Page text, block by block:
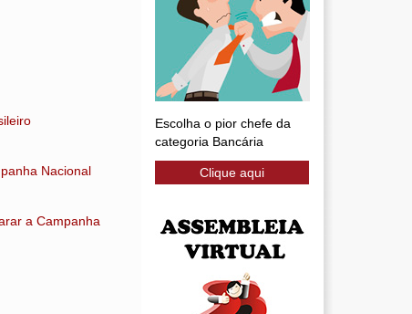
Nacional
a Campanha
Escolha o pior chefe da
categoria Bancária
Clique aqui